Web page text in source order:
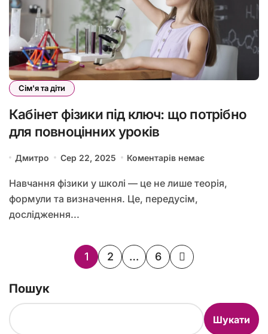
Сім'я та діти
Кабінет фізики під ключ: що потрібно
для повноцінних уроків
Дмитро Сер 22, 2025 Коментарів немає
Навчання фізики у школі — це не лише теорія,
формули та визначення. Це, передусім,
дослідження...
Пагінація
1 2 … 6
Пошук
Шукати